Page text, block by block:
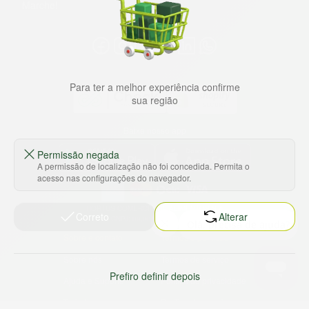
HORTUS COMERCIO DE ALIMENTOS S.A
CNPJ: 09.000.493/0002-15
Ajuda e Suporte
Política de privacidade
Para ter a melhor experiência confirme
sua região
Permissão negada
A permissão de localização não foi concedida. Permita o
acesso nas configurações do navegador.
Alterar
Prefiro definir depois